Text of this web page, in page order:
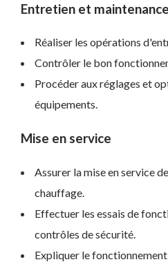
Entretien et maintenance
Réaliser les opérations
Contrôler le bon
Procéder aux réglages et
équipements.
Mise en service
Assurer la mise en service
chauffage.
Effectuer les essais de
contrôles de sécurité.
Expliquer le